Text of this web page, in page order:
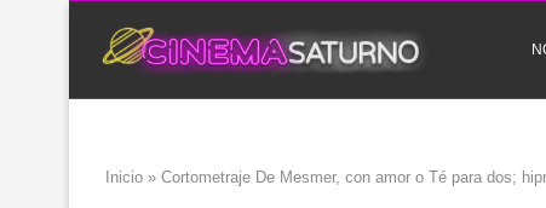
Inicio » Cortometraje De Mesmer, con amor o Té para dos;